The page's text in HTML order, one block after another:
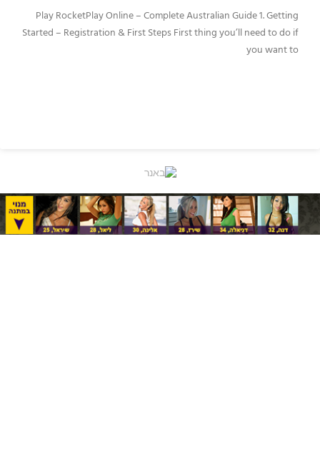
Play RocketPlay Online – Complete Australian Guide 1. Getting
Started – Registration & First Steps First thing you’ll need to do if
you want to